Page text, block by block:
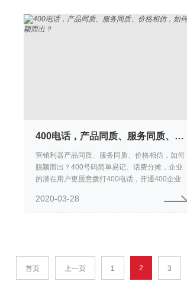
400电话，产品同质、服务同质、价格相仿，如何脱颖而出？
营销利器产品同质、服务同质、价格相仿，如何
脱颖而出？400号码简单易记、话费分摊，企业
的潜在用户更愿意拨打400电话，开通400企业
告效果提升30%以上！平台...
2020-03-28
首页 上一页 1 2 3